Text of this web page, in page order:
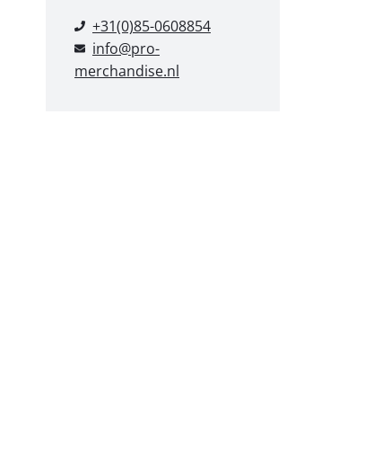
groot succes, met name
de medailles waren zeer
populair. Wij vonden het
+31(0)85-0608854
info@pro-
merchandise.nl